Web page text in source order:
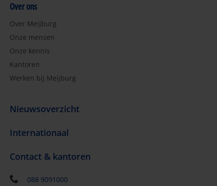
Over ons
Over Meijburg
Onze mensen
Onze kennis
Kantoren
Werken bij Meijburg
Nieuwsoverzicht
Internationaal
Contact & kantoren
088 9091000